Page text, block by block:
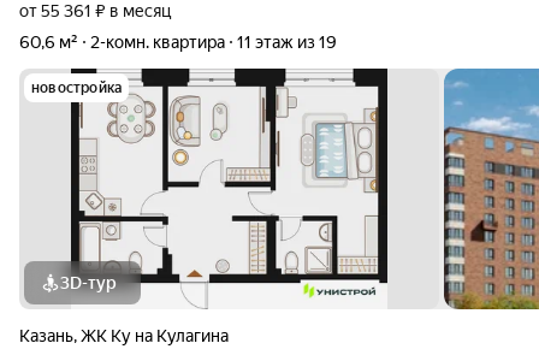
от 55 361 ₽ в месяц
60,6 м²
2-комн. квартира 11 этаж из 19
новостройка
3D-тур
Казань,ЖК Ку на Кулагина